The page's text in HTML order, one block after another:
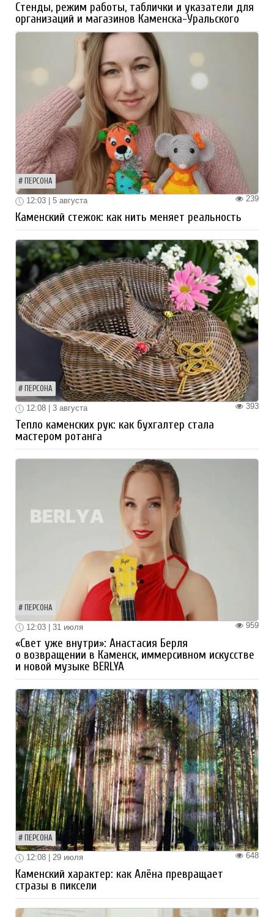
Стенды, режим работы, таблички и указатели для
организаций и магазинов Каменска-Уральского
ПЕРСОНА
239
12:03 | 5 августа
Каменский стежок: как нить меняет реальность
ПЕРСОНА
393
12:08 | 3 августа
Тепло каменских рук: как бухгалтер стала
мастером ротанга
ПЕРСОНА
959
12:03 | 31 июля
«Свет уже внутри»: Анастасия Берля
о возвращении в Каменск, иммерсивном искусстве
и новой музыке BERLYA
ПЕРСОНА
648
12:08 | 29 июля
Каменский характер: как Алёна превращает
стразы в пиксели